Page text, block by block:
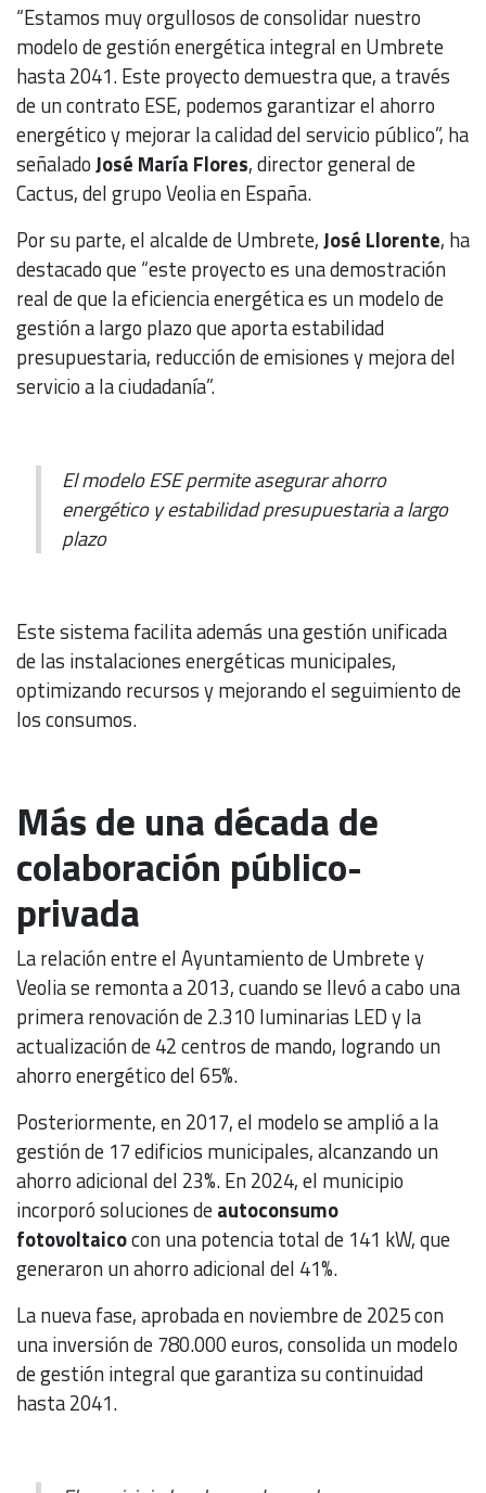
“Estamos muy orgullosos de consolidar nuestro
modelo de gestión energética integral en Umbrete
hasta 2041. Este proyecto demuestra que, a través
de un contrato ESE, podemos garantizar el ahorro
energético y mejorar la calidad del servicio público”, ha
señaladoJosé María Flores, director general de
Cactus, del grupo Veolia en España.
Por su parte, el alcalde de Umbrete,José Llorente, ha
destacado que “este proyecto es una demostración
real de que la eficiencia energética es un modelo de
gestión a largo plazo que aporta estabilidad
presupuestaria, reducción de emisiones y mejora del
servicio a la ciudadanía”.
El modelo ESE permite asegurar ahorro
energético y estabilidad presupuestaria a largo
plazo
Este sistema facilita además una gestión unificada
de las instalaciones energéticas municipales,
optimizando recursos y mejorando el seguimiento de
los consumos.
Más de una década de
colaboración público-
privada
La relación entre el Ayuntamiento de Umbrete y
Veolia se remonta a 2013, cuando se llevó a cabo una
primera renovación de 2.310 luminarias LED y la
actualización de 42 centros de mando, logrando un
ahorro energético del 65%.
Posteriormente, en 2017, el modelo se amplió a la
gestión de 17 edificios municipales, alcanzando un
ahorro adicional del 23%. En 2024, el municipio
incorporó soluciones deautoconsumo
fotovoltaicocon una potencia total de 141 kW, que
generaron un ahorro adicional del 41%.
La nueva fase, aprobada en noviembre de 2025 con
una inversión de 780.000 euros, consolida un modelo
de gestión integral que garantiza su continuidad
hasta 2041.